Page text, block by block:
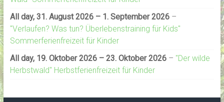
All day, 31. August 2026 – 1. September 2026–
"Verlaufen? Was tun? Überlebenstraining für Kids"
Sommerferienfreizeit für Kinder
All day, 19. Oktober 2026 – 23. Oktober 2026– "Der wilde
Herbstwald" Herbstferienfreizeit für Kinder